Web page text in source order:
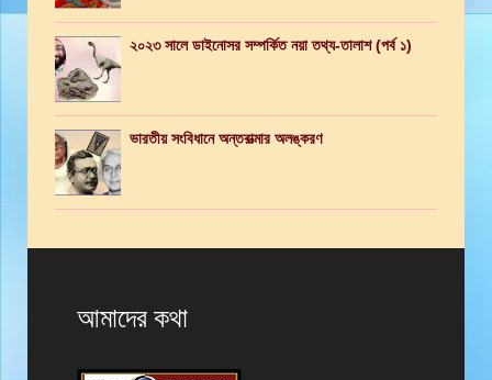
২০২৩ সালে ডাইনোসর সম্পর্কিত নয়া তথ্য-তালাশ (পর্ব ১)
ভারতীয় সংবিধানে অন্তরাত্মার অলঙ্করণ
আমাদের কথা